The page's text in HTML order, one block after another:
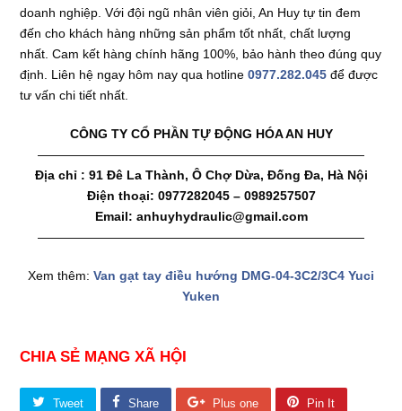
doanh nghiệp. Với đội ngũ nhân viên giỏi, An Huy tự tin đem
đến cho khách hàng những sản phẩm tốt nhất, chất lượng
nhất. Cam kết hàng chính hãng 100%, bảo hành theo đúng quy
định. Liên hệ ngay hôm nay qua hotline0977.282.045 để được
tư vấn chi tiết nhất.
CÔNG TY CỔ PHẦN TỰ ĐỘNG HÓA AN HUY
——————————————————————————
Địa chỉ : 91 Đê La Thành, Ô Chợ Dừa, Đống Đa, Hà Nội
Điện thoại: 0977282045 – 0989257507
Email: anhuyhydraulic@gmail.com
——————————————————————————
Xem thêm: Van gạt tay điều hướng DMG-04-3C2/3C4 Yuci
Yuken
CHIA SẺ MẠNG XÃ HỘI
Tweet Share Plus one Pin It